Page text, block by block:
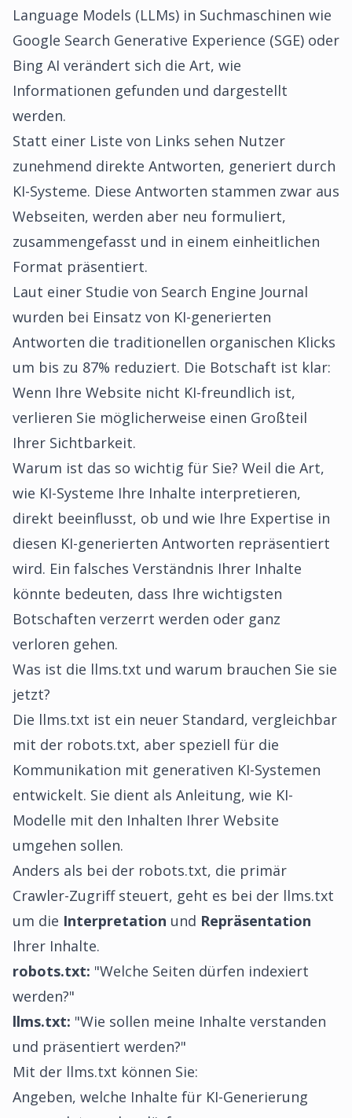
Language Models (LLMs) in Suchmaschinen wie
Google Search Generative Experience (SGE) oder
Bing AI verändert sich die Art, wie
Informationen gefunden und dargestellt
werden.
Statt einer Liste von Links sehen Nutzer
zunehmend direkte Antworten, generiert durch
KI-Systeme. Diese Antworten stammen zwar aus
Webseiten, werden aber neu formuliert,
zusammengefasst und in einem einheitlichen
Format präsentiert.
Laut einer Studie von Search Engine Journal
wurden bei Einsatz von KI-generierten
Antworten die traditionellen organischen Klicks
um bis zu 87% reduziert. Die Botschaft ist klar:
Wenn Ihre Website nicht KI-freundlich ist,
verlieren Sie möglicherweise einen Großteil
Ihrer Sichtbarkeit.
Warum ist das so wichtig für Sie? Weil die Art,
wie KI-Systeme Ihre Inhalte interpretieren,
direkt beeinflusst, ob und wie Ihre Expertise in
diesen KI-generierten Antworten repräsentiert
wird. Ein falsches Verständnis Ihrer Inhalte
könnte bedeuten, dass Ihre wichtigsten
Botschaften verzerrt werden oder ganz
verloren gehen.
Was ist die llms.txt und warum brauchen Sie sie
jetzt?
Die llms.txt ist ein neuer Standard, vergleichbar
mit der robots.txt, aber speziell für die
Kommunikation mit generativen KI-Systemen
entwickelt. Sie dient als Anleitung, wie KI-
Modelle mit den Inhalten Ihrer Website
umgehen sollen.
Anders als bei der robots.txt, die primär
Crawler-Zugriff steuert, geht es bei der llms.txt
um die Interpretation und Repräsentation
Ihrer Inhalte.
robots.txt: "Welche Seiten dürfen indexiert
werden?"
llms.txt: "Wie sollen meine Inhalte verstanden
und präsentiert werden?"
Mit der llms.txt können Sie:
Angeben, welche Inhalte für KI-Generierung